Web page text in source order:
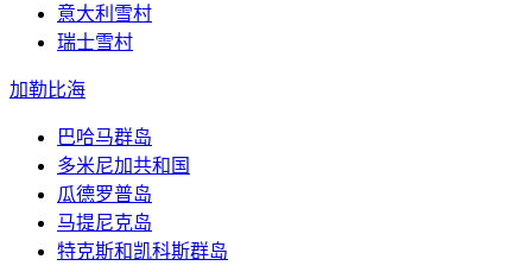
意大利雪村
瑞士雪村
加勒比海
巴哈马群岛
多米尼加共和国
瓜德罗普岛
马提尼克岛
特克斯和凯科斯群岛